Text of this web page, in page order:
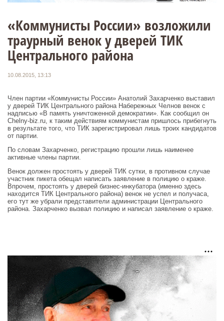
«Коммунисты России» возложили
траурный венок у дверей ТИК
Центрального района
10.08.2015, 13:13
Член партии «Коммунисты России» Анатолий Захарченко выставил
у дверей ТИК Центрального района Набережных Челнов венок с
надписью «В память уничтоженной демократии». Как сообщил он
Chelny-biz.ru, к таким действиям коммунистам пришлось прибегнуть
в результате того, что ТИК зарегистрировал лишь троих кандидатов
от партии.
По словам Захарченко, регистрацию прошли лишь наименее
активные члены партии.
Венок должен простоять у дверей ТИК сутки, в противном случае
участник пикета обещал написать заявление в полицию о краже.
Впрочем, простоять у дверей бизнес-инкубатора (именно здесь
находится ТИК Центрального района) венок не успел и получаса,
его тут же убрали представители администрации Центрального
района. Захарченко вызвал полицию и написал заявление о краже.